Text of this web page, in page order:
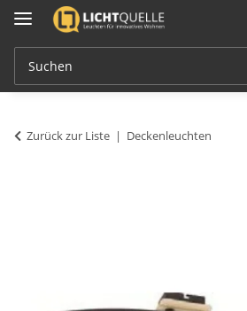
Zurück zur Liste Deckenleuchten